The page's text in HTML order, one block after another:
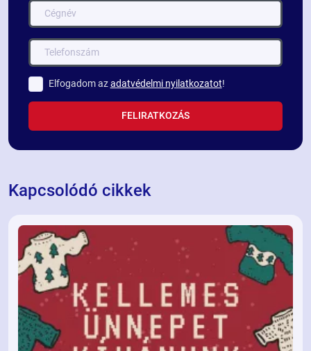
Elfogadom azadatvédelmi nyilatkozatot!
FELIRATKOZÁS
Kapcsolódó cikkek